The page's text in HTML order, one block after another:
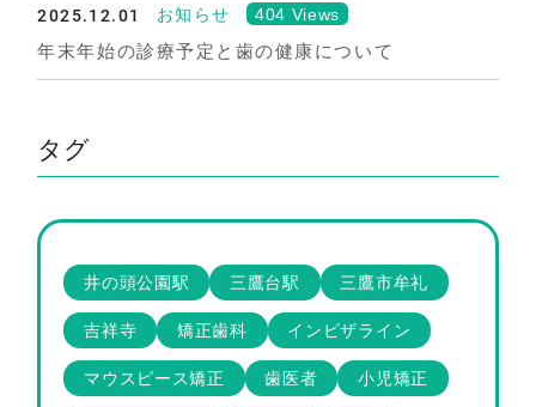
2025.12.01 お知らせ 404 Views
年末年始の診療予定と歯の健康について
タグ
井の頭公園駅 三鷹台駅 三鷹市牟礼
吉祥寺 矯正歯科 インビザライン
マウスピース矯正 歯医者 小児矯正